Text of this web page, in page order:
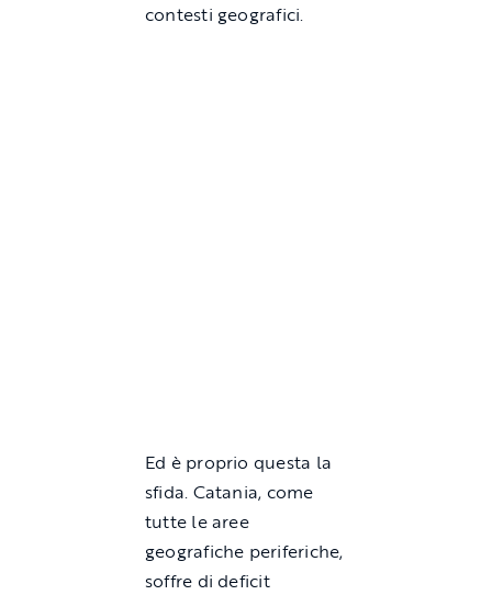
contesti geografici.
Ed è proprio questa la
sfida. Catania, come
tutte le aree
geografiche periferiche,
soffre di deficit